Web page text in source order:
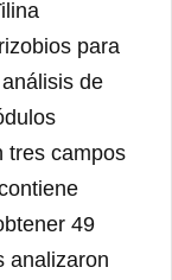
para
de
tres campos
49
analizaron